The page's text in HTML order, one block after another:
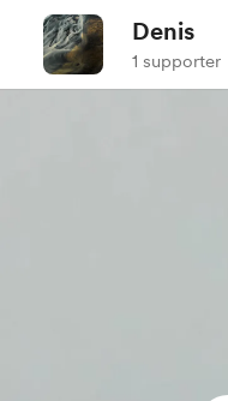
Denis
1 supporter